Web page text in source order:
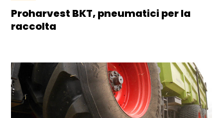
Proharvest BKT, pneumatici per la
raccolta